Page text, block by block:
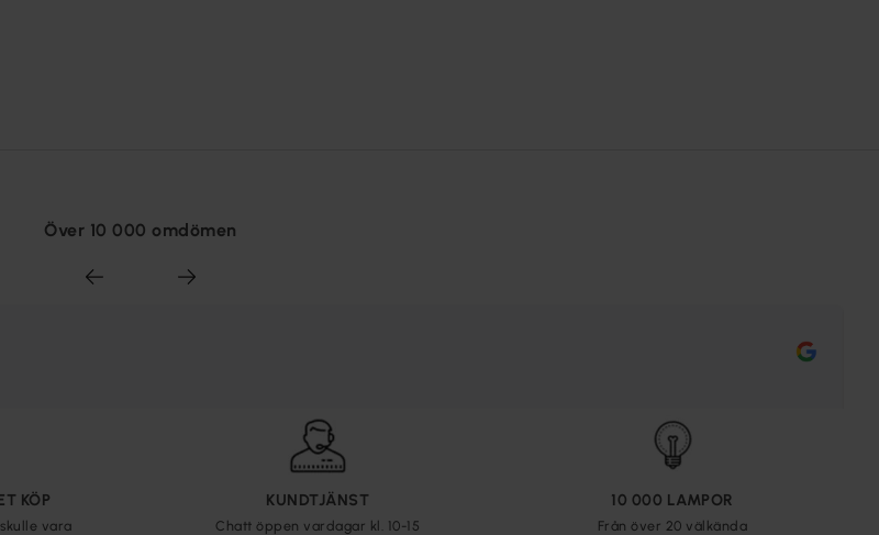
Över 10 000 omdömen
KÖP
vara
KUNDTJÄNST
Chatt öppen vardagar kl. 10-15
10 000 LAMPOR
Från över 20 välkända